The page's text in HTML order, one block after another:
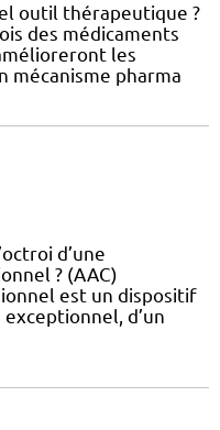
outil thérapeutique ?
des médicaments
les
mécanisme pharma
d’une
? (AAC)
est un dispositif
d’un